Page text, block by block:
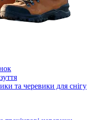
та черевики для снігу